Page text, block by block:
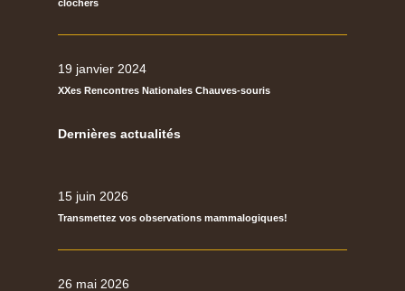
clochers
19 janvier 2024
XXes Rencontres Nationales Chauves-souris
Dernières actualités
15 juin 2026
Transmettez vos observations mammalogiques!
26 mai 2026